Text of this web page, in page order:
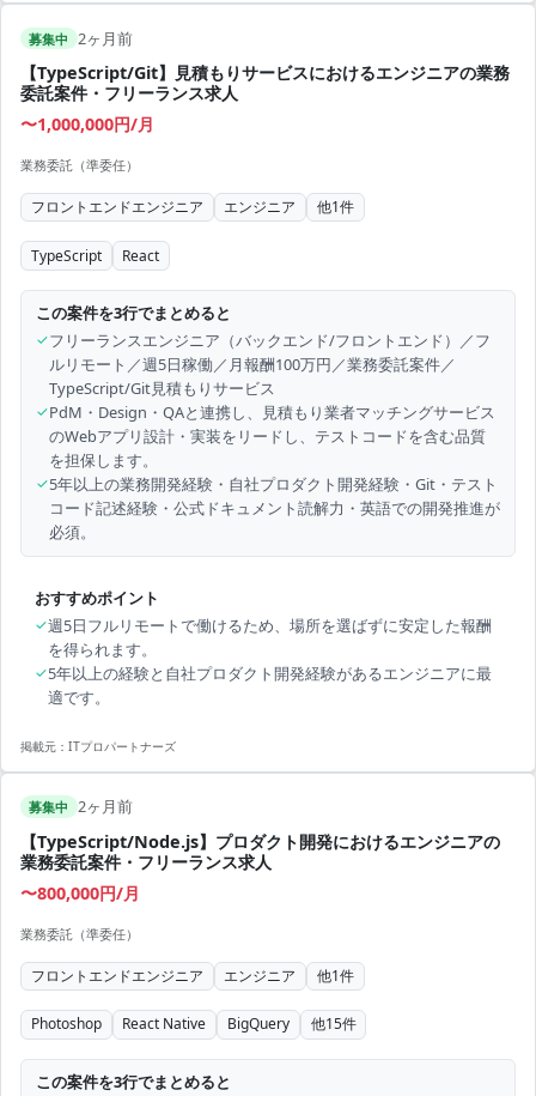
募集中 2ヶ月前
【TypeScript/Git】見積もりサービスにおけるエンジニアの業務
委託案件・フリーランス求人
〜1,000,000円/月
業務委託（準委任）
フロントエンドエンジニア エンジニア 他1件
TypeScript React
この案件を3行でまとめると
✓フリーランスエンジニア（バックエンド/フロントエンド）／フ
ルリモート／週5日稼働／月報酬100万円／業務委託案件／
TypeScript/Git見積もりサービス
✓PdM・Design・QAと連携し、見積もり業者マッチングサービス
のWebアプリ設計・実装をリードし、テストコードを含む品質
を担保します。
✓5年以上の業務開発経験・自社プロダクト開発経験・Git・テスト
コード記述経験・公式ドキュメント読解力・英語での開発推進が
必須。
おすすめポイント
✓週5日フルリモートで働けるため、場所を選ばずに安定した報酬
を得られます。
✓5年以上の経験と自社プロダクト開発経験があるエンジニアに最
適です。
掲載元： ITプロパートナーズ
募集中 2ヶ月前
【TypeScript/Node.js】プロダクト開発におけるエンジニアの
業務委託案件・フリーランス求人
〜800,000円/月
業務委託（準委任）
フロントエンドエンジニア エンジニア 他1件
Photoshop React Native BigQuery 他15件
この案件を3行でまとめると